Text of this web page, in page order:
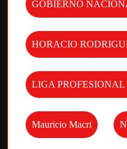
GOBIERNO
HORACIO
LIGA
Mauricio Macri